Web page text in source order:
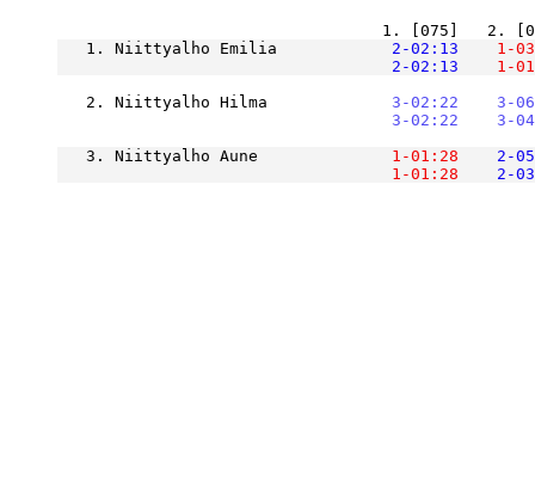
   1. Niittyalho Emilia
    2-02:13
1-
    2-02:13
1-
   2. Niittyalho Hilma
    3-02:22
3-
    3-02:22
3-
   3. Niittyalho Aune
    1-01:28
2-
    1-01:28
2-